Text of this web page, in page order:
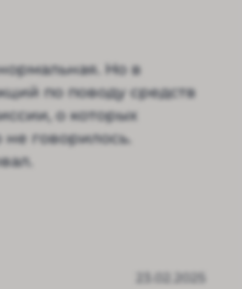
Но в
по поводу средств
о которых
говорилось.
23.02.2025